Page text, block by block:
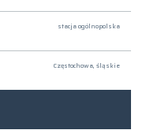
stacja ogólnopolska
Częstochowa, śląskie